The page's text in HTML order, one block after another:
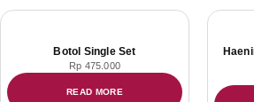
Botol Single Set
Rp 475.000
READ MORE